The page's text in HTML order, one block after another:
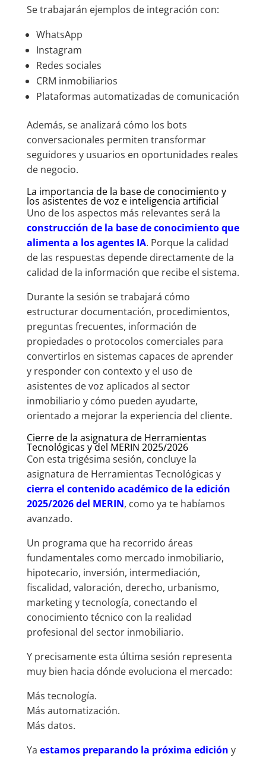
Se trabajarán ejemplos de integración con:
WhatsApp
Instagram
Redes sociales
CRM inmobiliarios
Plataformas automatizadas de comunicación
Además, se analizará cómo los bots
conversacionales permiten transformar
seguidores y usuarios en oportunidades reales
de negocio.
La importancia de la base de conocimiento y
los asistentes de voz e inteligencia artificial
Uno de los aspectos más relevantes será la
construcción de la base de conocimiento que
alimenta a los agentes IA. Porque la calidad
de las respuestas depende directamente de la
calidad de la información que recibe el sistema.
Durante la sesión se trabajará cómo
estructurar documentación, procedimientos,
preguntas frecuentes, información de
propiedades o protocolos comerciales para
convertirlos en sistemas capaces de aprender
y responder con contexto y el uso de
asistentes de voz aplicados al sector
inmobiliario y cómo pueden ayudarte,
orientado a mejorar la experiencia del cliente.
Cierre de la asignatura de Herramientas
Tecnológicas y del MERIN 2025/2026
Con esta trigésima sesión, concluye la
asignatura de Herramientas Tecnológicas y
cierra el contenido académico de la edición
2025/2026 del MERIN, como ya te habíamos
avanzado.
Un programa que ha recorrido áreas
fundamentales como mercado inmobiliario,
hipotecario, inversión, intermediación,
fiscalidad, valoración, derecho, urbanismo,
marketing y tecnología, conectando el
conocimiento técnico con la realidad
profesional del sector inmobiliario.
Y precisamente esta última sesión representa
muy bien hacia dónde evoluciona el mercado:
Más tecnología.
Más automatización.
Más datos.
Ya estamos preparando la próxima edición y